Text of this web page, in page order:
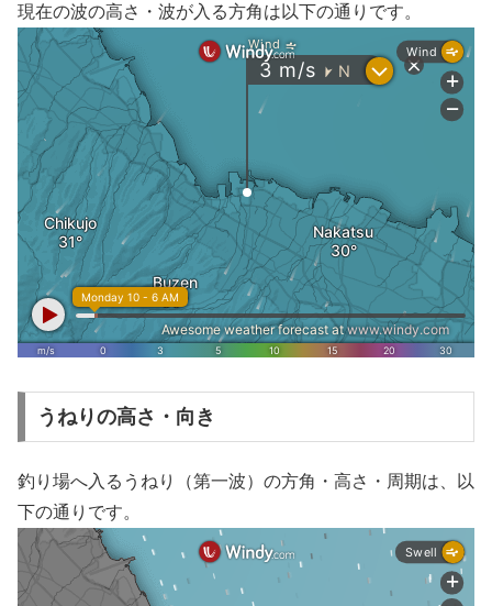
現在の波の高さ・波が入る方角は以下の通りです。
うねりの高さ・向き
釣り場へ入るうねり（第一波）の方角・高さ・周期は、以
下の通りです。